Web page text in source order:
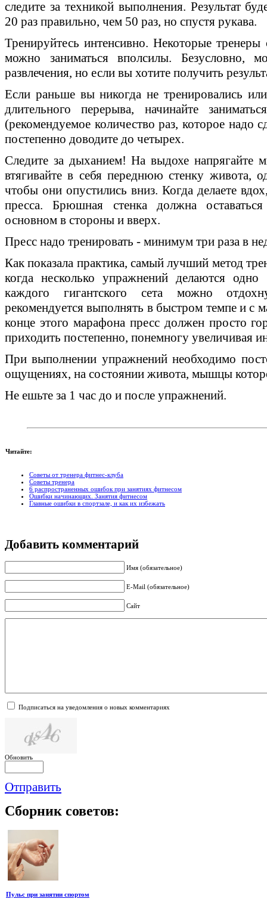
следите за техникой выполнения. Результат
20 раз правильно, чем 50 раз, но спустя рукава.
Тренируйтесь интенсивно. Некоторые
можно заниматься вполсилы. Безусловно,
развлечения, но если вы хотите получить
Если раньше вы никогда не тренировались
длительного перерыва, начинайте
(рекомендуемое количество раз, которое надо
постепенно доводите до четырех.
Следите за дыханием! На выдохе
втягивайте в себя переднюю стенку живота,
чтобы они опустились вниз. Когда делаете
пресса. Брюшная стенка должна
основном в стороны и вверх.
Пресс надо тренировать - минимум три раза в
Как показала практика, самый лучший метод
когда несколько упражнений делаются
каждого гигантского сета можно
рекомендуется выполнять в быстром темпе и с
конце этого марафона пресс должен просто
приходить постепенно, понемногу увеличивая
При выполнении упражнений необходимо
ощущениях, на состоянии живота, мышцы
Не ешьте за 1 час до и после упражнений.
Читайте:
Советы от тренера фитнес-клуба
Советы тренера
6 распространенных ошибок при занятиях фитнесом
Ошибки начинающих. Занятия фитнесом
Главные ошибки в спортзале, и как их избежать
Добавить комментарий
Имя (обязательное)
E-Mail (обязательное)
Сайт
Подписаться на уведомления о новых комментариях
Обновить
Отправить
Сборник советов:
Пульс при занятии спортом